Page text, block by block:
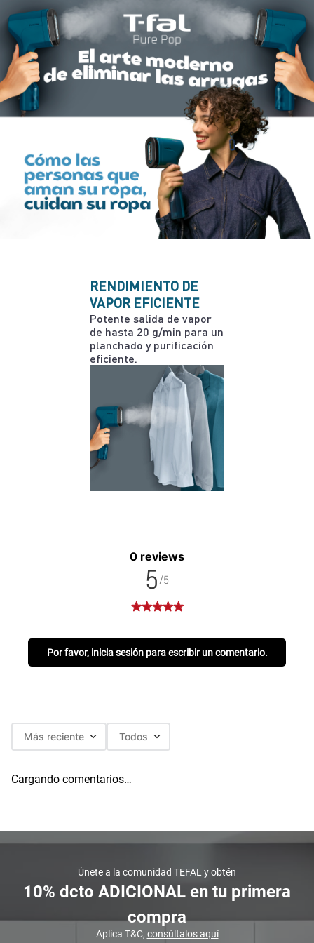
0 reviews
5/5
Por favor, inicia sesión para escribir un comentario.
Más reciente Todos
Cargando comentarios…
Únete a la comunidad TEFAL y obtén
10% dcto ADICIONAL en tu primera
compra
Aplica T&C, consúltalos aquí